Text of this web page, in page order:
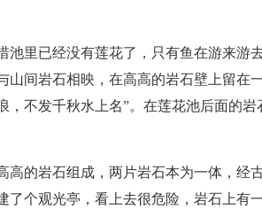
里已经没有莲花了，只有鱼在游来游
间岩石相映，在高高的岩石壁上留在
，不发千秋水上名”。在莲花池后面的岩
高的岩石组成，两片岩石本为一体，经
个观光亭，看上去很危险，岩石上有